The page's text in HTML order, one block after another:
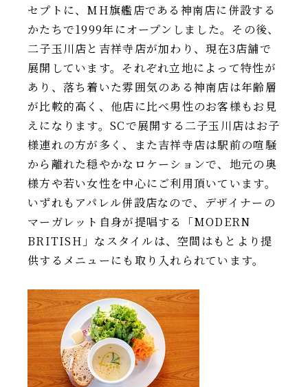
セプトに、MH旗艦店である神南店に併設する
かたちで1999年にオープンしました。その後、
二子玉川店と吉祥寺店が加わり、現在3店舗で
展開しています。それぞれ立地によって特性が
あり、落ち着いた雰囲気のある神南店は年齢層
が比較的高く、他店に比べ男性のお客様もお見
えになります。SCで展開する二子玉川店はお子
様連れの方が多く、また吉祥寺店は駅前の喧騒
から離れた穏やかなロケーションで、地元の奥
様方や若い女性を中心にご利用頂いています。
いずれもアパレル併設店なので、デザイナーの
マーガレット自身が提唱する「MODERN
BRITISH」なスタイルは、空間はもとより提
供するメニューにも取り入れられています。